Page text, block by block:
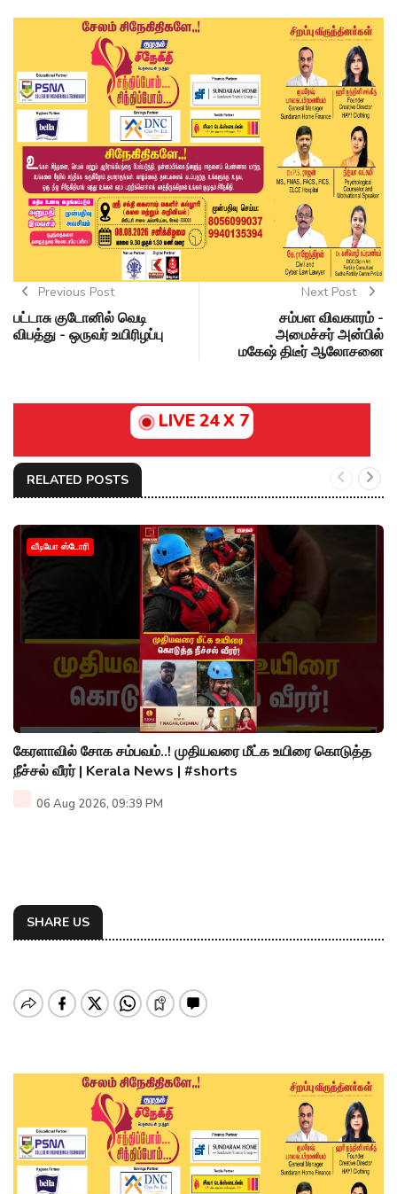
Previous Post
பட்டாசு குடோனில் வெடி
விபத்து - ஒருவர் உயிரிழப்பு
Next Post
சம்பள விவகாரம் -
அமைச்சர் அன்பில்
மகேஷ் திடீர் ஆலோசனை
LIVE 24 X 7
RELATED POSTS
வீடியோ ஸ்டோரி
கேரளாவில் சோக சம்பவம்..! முதியவரை மீட்க உயிரை கொடுத்த
நீச்சல் வீரர் | Kerala News | #shorts
06 Aug 2026, 09:39 PM
SHARE US